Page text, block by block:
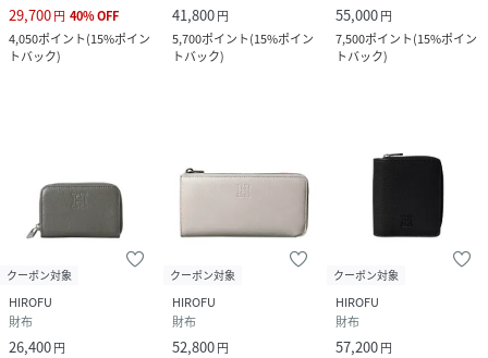
29,700円 40%OFF
4,050ポイント(15%ポイン
トバック)
41,800円
5,700ポイント(15%ポイン
トバック)
55,000円
7,500ポイント(15%ポイン
トバック)
クーポン対象
HIROFU
財布
26,400円
クーポン対象
HIROFU
財布
52,800円
クーポン対象
HIROFU
財布
57,200円